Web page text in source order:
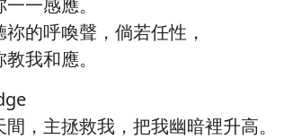
祢的呼喚聲，倘若任性，
我和應。
間，主拯救我，把我幽暗裡升高。